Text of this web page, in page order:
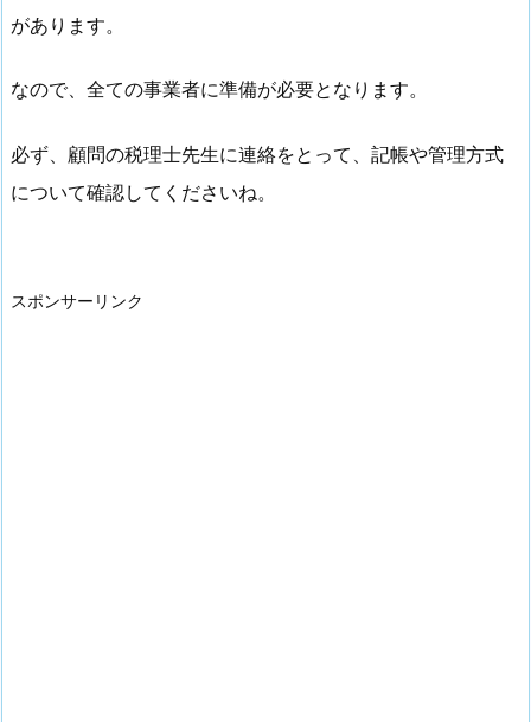
があります。
なので、全ての事業者に準備が必要となります。
必ず、顧問の税理士先生に連絡をとって、記帳や管理方式
について確認してくださいね。
スポンサーリンク